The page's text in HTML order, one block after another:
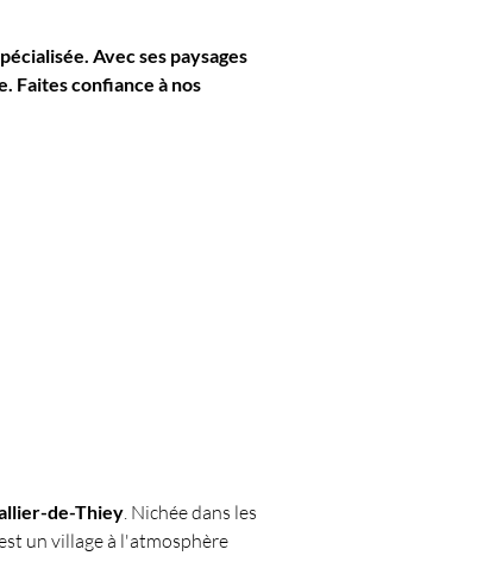
Avec ses paysages
Faites confiance à nos
de-Thiey. Nichée dans les
un village à l'atmosphère